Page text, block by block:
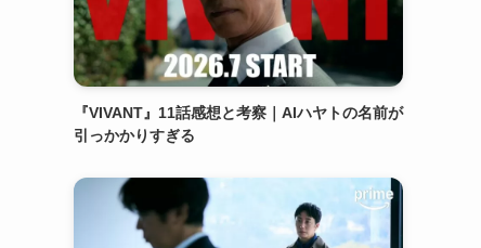
『VIVANT』11話感想と考察｜AIハヤトの名前が
引っかかりすぎる